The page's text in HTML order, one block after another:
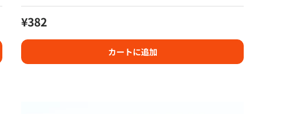
定価
¥382
カートに追加